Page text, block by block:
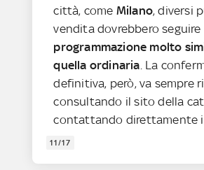
città, come Milano, diversi
vendita dovrebbero seguire
programmazione molto
quella ordinaria . La
definitiva, però, va sempre
consultando il sito della
contattando direttamente
11/17